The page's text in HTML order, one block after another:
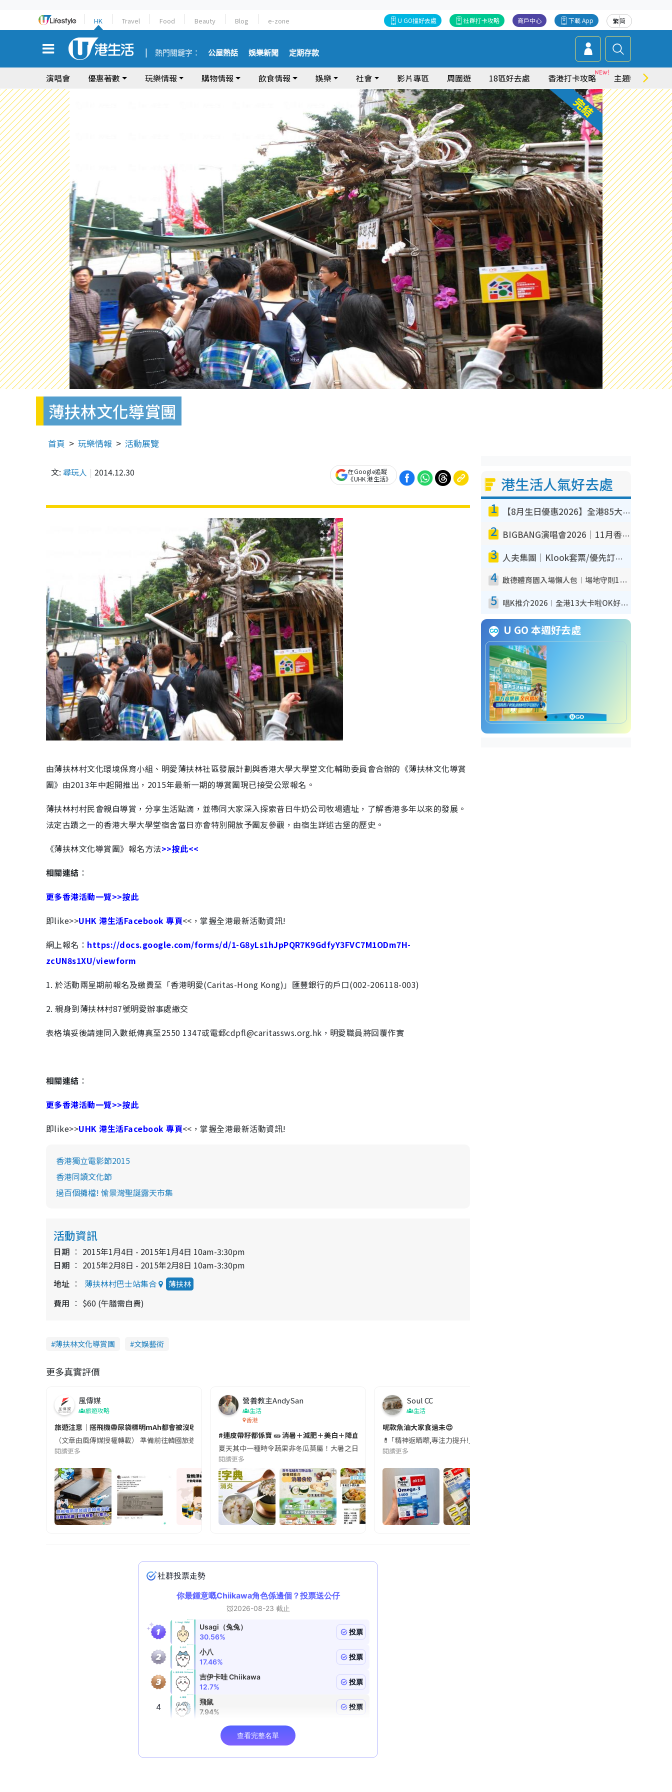
HK Travel Food Beauty Blog e-zone 繁简
下載 App
商戶中心
社群打卡攻略
U GO搵好去處
熱門關鍵字： 公屋熱話 娛樂新聞 定期存款
演唱會 優惠著數 玩樂情報 購物情報 飲食情報 娛樂 社會 影片專區 周圍遊 18區好去處 香港打卡攻略 主題特集
薄扶林文化導賞團
首頁 玩樂情報 活動展覽
文: 尋玩人 2014.12.30
在Google追蹤
《UHK 港生活》
由薄扶林村文化環境保育小組、明愛薄扶林社區發展計劃與香港大學大學堂文化輔助委員會合辦的《薄扶林文化導賞
團》由2013年中起開推出，2015年最新一期的導賞團現已接受公眾報名。
薄扶林村村民會親自導賞，分享生活點滴，並帶同大家深入探索昔日牛奶公司牧場遺址，了解香港多年以來的發展。
法定古蹟之一的香港大學大學堂宿舍當日亦會特別開放予團友參觀，由宿生詳述古堡的歷史。
《薄扶林文化導賞團》 報名方法>>按此<<
相關連結 ：
更多香港活動一覽>>按此
即like>>UHK 港生活Facebook 專頁<<，掌握全港最新活動資訊!
網上報名： https://docs.google.com/forms/d/1-G8yLs1hJpPQR7K9GdfyY3FVC7M1ODm7H-
zcUN8s1XU/viewform
1. 於活動兩星期前報名及繳費至「香港明愛(Caritas-Hong Kong)」匯豐銀行的戶口(002-206118-003)
2. 親身到薄扶林村87號明愛辦事處繳交
表格填妥後請連同入數紙傳真至2550 1347或電郵cdpfl@caritassws.org.hk，明愛職員將回覆作實
相關連結 ：
更多香港活動一覽>>按此
即like>>UHK 港生活Facebook 專頁<<，掌握全港最新活動資訊!
香港獨立電影節2015
香港同讀文化節
過百個攤檔! 愉景灣聖誕露天市集
活動資訊
日期
2015年1月4日 - 2015年1月4日 10am-3:30pm
日期
2015年2月8日 - 2015年2月8日 10am-3:30pm
地址
薄扶林村巴士站集合 薄扶林
費用 $60 (午膳需自費)
薄扶林文化導賞團 文娛藝術
更多真實評價
風傳媒
旅遊攻略
旅遊注意｜搭飛機帶尿袋標明mAh都會被沒收😱出發前切記檢查「1標示」🚨
（文章由風傳媒授權轉載） 準備前往韓國旅遊的民眾，近期要特別留意隨身行李中的行動電源。一名旅客日前在機場安檢時，明明攜帶的行動電源機身已標示「10000mAh」，卻仍被要求當場
閱讀更多
營養教主AndySan
生活
香港
#連皮帶籽都係寶 🥒 消暑＋減肥＋美白＋降血脂
夏天其中一種時令蔬果非冬瓜莫屬！大暑之日，點都要飲碗冬瓜湯消暑解渴！除了解暑，冬瓜仲有好多鮮為人知嘅好處：減肥、消水腫、降血
閱讀更多
Soul CC
生活
呢款魚油大家食過未😍
💊 ｢精神返晒嚟,專注力提升!｣ 長時間對住電腦､剪片寫稿,成日覺得眼睛乾澀､腦袋好似｢斷
閱讀更多
港生活人氣好去處
1 【8月生日優惠2026】全港85大食買玩著數攻略 自助餐/火鍋放題同行免費＋誠品/DONKI送現金券
2 BIGBANG演唱會2026｜11月香港啟德開3場！實名制VIP申請、優先購票攻略
3 人夫集團｜Klook套票/優先訂票/公開發售搶飛攻略！附票價.購票連結.場地座位表
4 啟德體育園入場懶人包︱場地守則12違禁品不可進場准帶細水樽但全場禁樽蓋！應援牌有限制！
5 唱K推介2026︱全港13大卡啦OK好去處！最平$36起 日文K都有！(附地址+收費詳情)
U GO 本週好去處